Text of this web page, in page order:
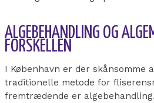
ALGEBEHANDLING OG
FORSKELLEN
I København er der skånsomme
traditionelle metode for
fremtrædende er